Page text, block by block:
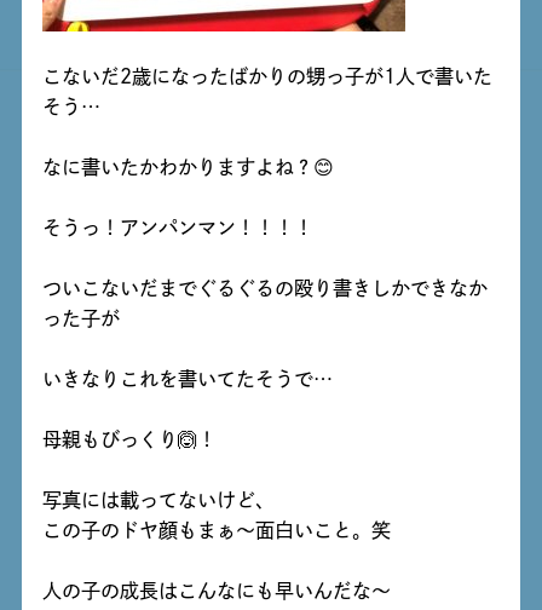
こないだ2歳になったばかりの甥っ子が1人で書いた
そう…
なに書いたかわかりますよね？😊
そうっ！アンパンマン！！！！
ついこないだまでぐるぐるの殴り書きしかできなか
った子が
いきなりこれを書いてたそうで…
母親もびっくり🙆！
写真には載ってないけど、
この子のドヤ顔もまぁ～面白いこと。笑
人の子の成長はこんなにも早いんだな～